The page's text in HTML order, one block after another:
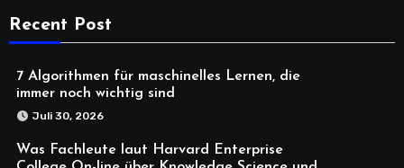
Recent Post
7 Algorithmen für maschinelles Lernen, die
immer noch wichtig sind
Juli 30, 2026
Was Fachleute laut Harvard Enterprise